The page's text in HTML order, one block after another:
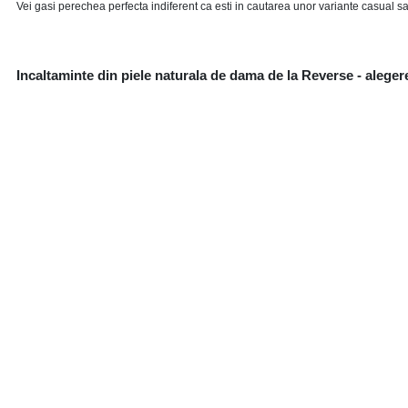
Vei gasi perechea perfecta indiferent ca esti in cautarea unor variante casual
Incaltaminte din piele naturala de dama de la Reverse -
Da! Femeile puternice trebuie sa paseasca mereu cu incredere, ca si cand